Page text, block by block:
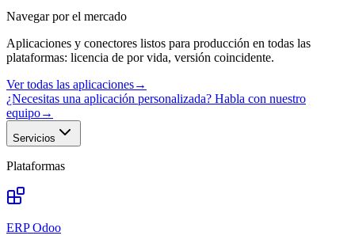
Navegar por el mercado
Aplicaciones y conectores listos para producción en todas las
plataformas: licencia de por vida, versión coincidente.
Ver todas las aplicaciones→
¿Necesitas una aplicación personalizada? Habla con nuestro
equipo→
Servicios
Plataformas
ERP Odoo